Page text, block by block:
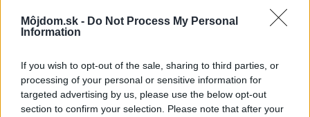
Môjdom.sk - Do Not Process My Personal
Information
If you wish to opt-out of the sale, sharing to third parties, or
processing of your personal or sensitive information for
targeted advertising by us, please use the below opt-out
section to confirm your selection. Please note that after your